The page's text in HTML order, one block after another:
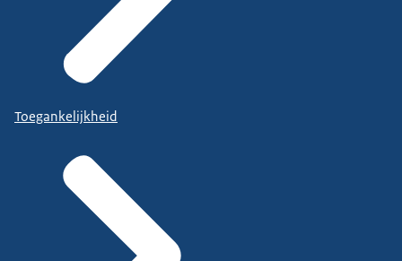
Toegankelijkheid